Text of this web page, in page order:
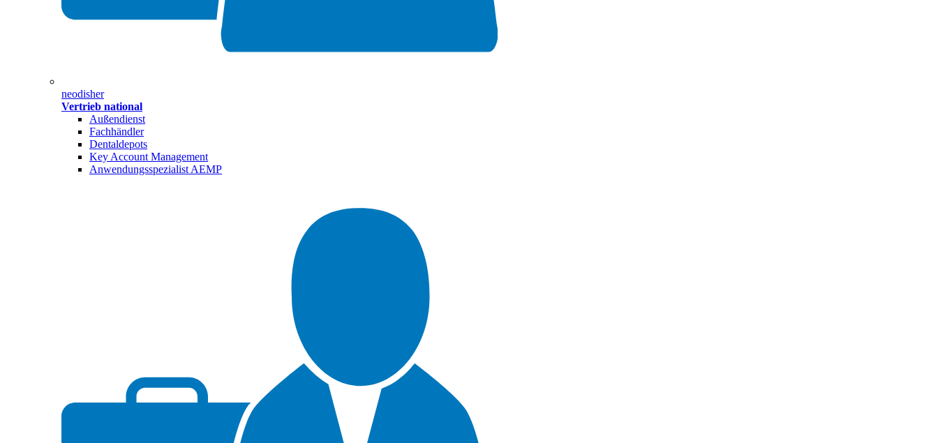
neodisher
Vertrieb national
Außendienst
Fachhändler
Dentaldepots
Key Account Management
Anwendungsspezialist AEMP